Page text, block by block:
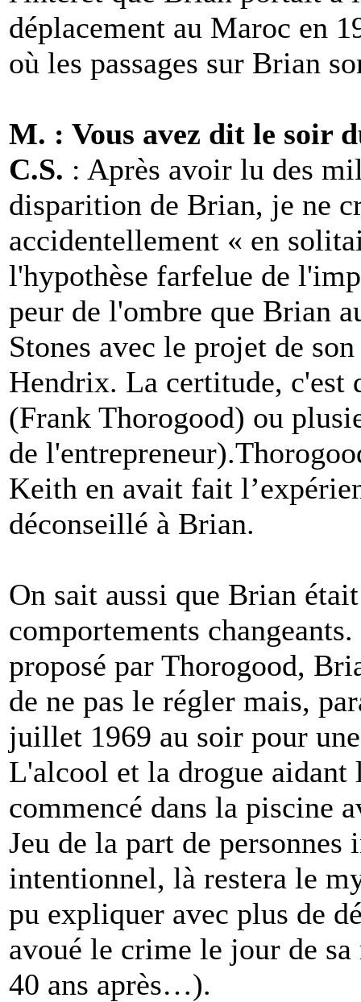
déplacement au Maroc en
où les passages sur Brian
M. : Vous avez dit le soir
C.S. : Après avoir lu des
disparition de Brian, je ne
accidentellement « en
l'hypothèse farfelue de
peur de l'ombre que Brian
Stones avec le projet de
Hendrix. La certitude, c'est
(Frank Thorogood) ou
de
Keith en avait fait
déconseillé à Brian.
On sait aussi que Brian
comportements
proposé par Thorogood,
de ne pas le régler mais,
juillet 1969 au soir pour
L'alcool et la drogue
commencé dans la piscine
Jeu de la part de personnes
intentionnel, là restera le
pu expliquer avec plus de
avoué le crime le jour de
40 ans après…).